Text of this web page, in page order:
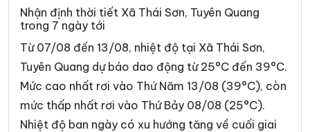
Xã Du Già Xã Đường Hồng
Xã Đường Thượng
Xã Hàm Yên Xã Hồ Thầu
Xã Hòa An Xã Hoàng Su Phì
Xã Hồng Sơn Xã Hồng Thái
Nhận định thời tiết Xã Thái Sơn, Tuyên Quang
trong 7 ngày tới
Từ 07/08 đến 13/08, nhiệt độ tại Xã Thái Sơn,
Tuyên Quang dự báo dao động từ 25°C đến 39°C.
Mức cao nhất rơi vào Thứ Năm 13/08 (39°C), còn
mức thấp nhất rơi vào Thứ Bảy 08/08 (25°C).
Nhiệt độ ban ngày có xu hướng tăng về cuối giai